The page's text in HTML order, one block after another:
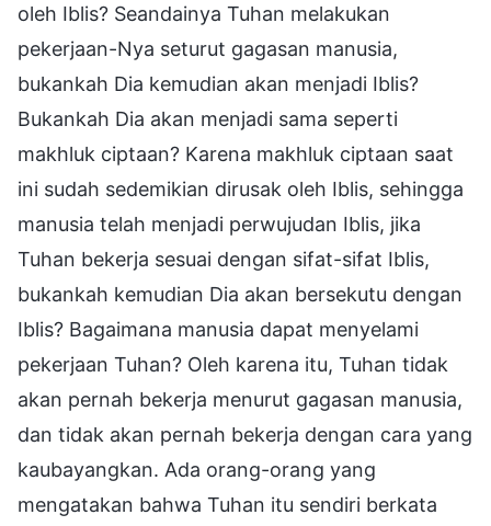
oleh Iblis? Seandainya Tuhan melakukan
pekerjaan-Nya seturut gagasan manusia,
bukankah Dia kemudian akan menjadi Iblis?
Bukankah Dia akan menjadi sama seperti
makhluk ciptaan? Karena makhluk ciptaan saat
ini sudah sedemikian dirusak oleh Iblis, sehingga
manusia telah menjadi perwujudan Iblis, jika
Tuhan bekerja sesuai dengan sifat-sifat Iblis,
bukankah kemudian Dia akan bersekutu dengan
Iblis? Bagaimana manusia dapat menyelami
pekerjaan Tuhan? Oleh karena itu, Tuhan tidak
akan pernah bekerja menurut gagasan manusia,
dan tidak akan pernah bekerja dengan cara yang
kaubayangkan. Ada orang-orang yang
mengatakan bahwa Tuhan itu sendiri berkata